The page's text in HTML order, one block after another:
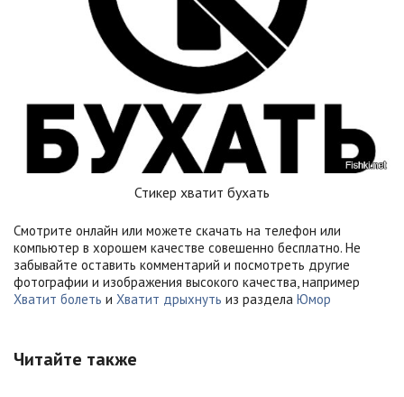
Стикер хватит бухать
Смотрите онлайн или можете скачать на телефон или
компьютер в хорошем качестве совешенно бесплатно. Не
забывайте оставить комментарий и посмотреть другие
фотографии и изображения высокого качества, например
Хватит болеть и Хватит дрыхнуть из раздела Юмор
Читайте также